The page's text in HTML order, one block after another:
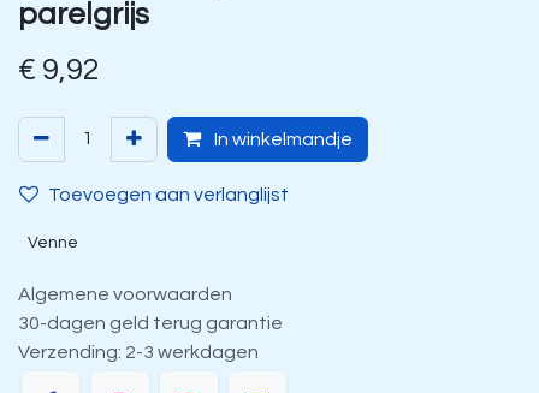
parelgrijs
€ 9,92
In winkelmandje
Toevoegen aan verlanglijst
Venne
Algemene voorwaarden
30-dagen geld terug garantie
Verzending: 2-3 werkdagen